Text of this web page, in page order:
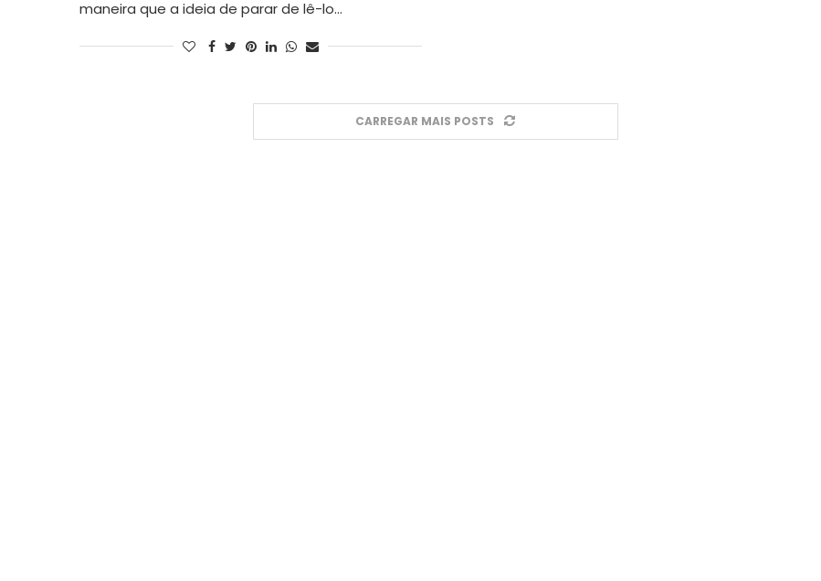
maneira que a ideia de parar de lê-lo…
CARREGAR MAIS POSTS